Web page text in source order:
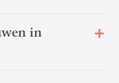
in